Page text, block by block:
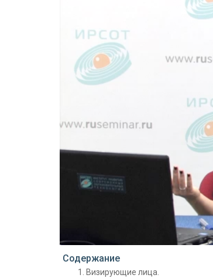
Предварительный
Содержание
Визирующие лица.